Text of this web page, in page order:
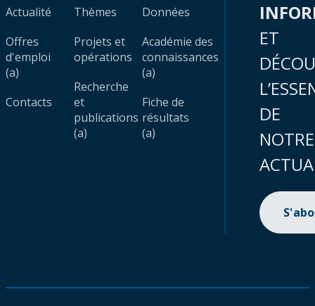
Actualité
Offres
d'emploi
(a)
Contacts
Thèmes
Projets et
opérations
Recherche
et
publications
(a)
Données
Académie des
connaissances
(a)
Fiche de
résultats
(a)
ET
DE
NOTRE